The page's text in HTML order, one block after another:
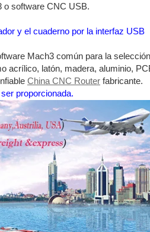
o software CNC USB.
y el cuaderno por la interfaz USB
Mach3 común para la
acrílico, latón, madera, aluminio,
China CNC Router fabricante.
proporcionada.